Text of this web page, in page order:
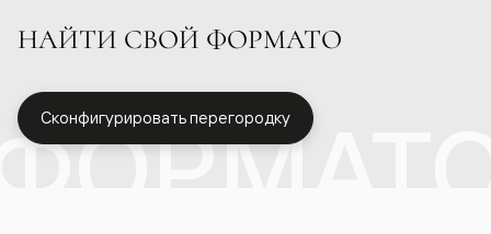
НАЙТИ СВОЙ ФОРМАТО
Сконфигурировать перегородку